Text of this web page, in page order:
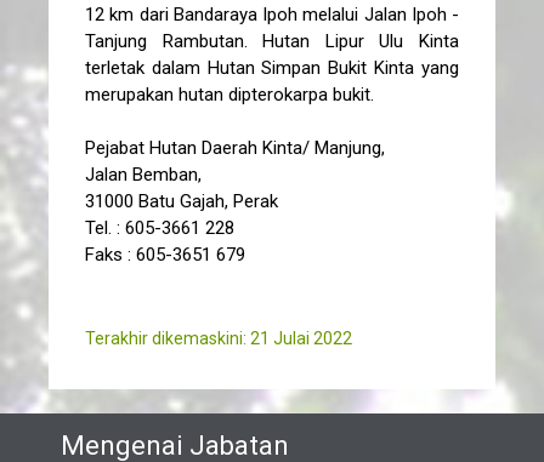
12 km dari Bandaraya Ipoh melalui Jalan Ipoh -
Tanjung Rambutan. Hutan Lipur Ulu Kinta
terletak dalam Hutan Simpan Bukit Kinta yang
merupakan hutan dipterokarpa bukit.
Pejabat Hutan Daerah Kinta/ Manjung,
Jalan Bemban,
31000 Batu Gajah, Perak
Tel. : 605-3661 228
Faks : 605-3651 679
Terakhir dikemaskini: 21 Julai 2022
Mengenai Jabatan